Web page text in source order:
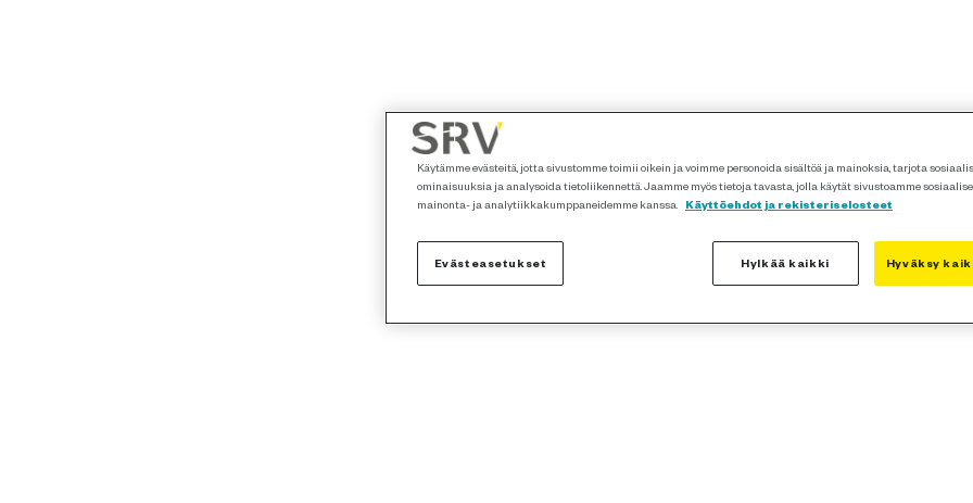
Käytämme evästeitä, jotta sivustomme toimii oikein ja voimme personoida sisältöä ja mainoksia, tarjota
ominaisuuksia ja analysoida tietoliikennettä. Jaamme myös tietoja tavasta, jolla käytät sivustoamme
mainonta- ja analytiikkakumppaneidemme kanssa.
Käyttöehdot ja rekisteriselosteet
Evästeasetukset Hylkää kaikki Hyväksy